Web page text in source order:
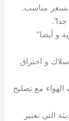
و بسعر مناسب.
و أيضا”
و احتراق
مع تصليح
التي تعتبر